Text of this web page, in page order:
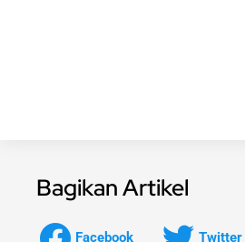
Bagikan Artikel
Facebook Twitter